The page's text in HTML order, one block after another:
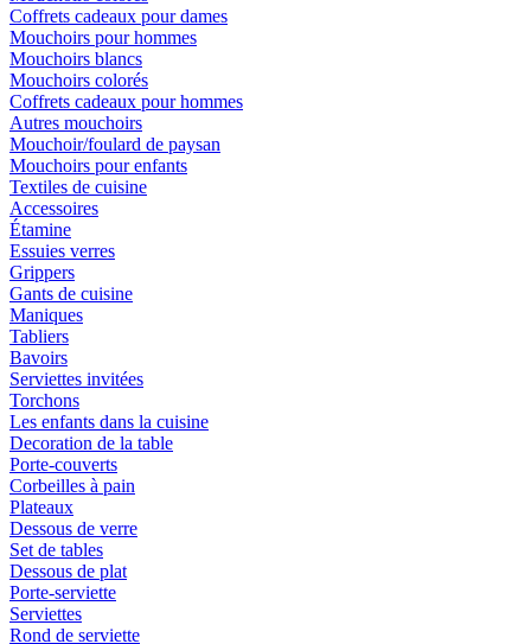
Coffrets cadeaux pour dames
Mouchoirs pour hommes
Mouchoirs blancs
Mouchoirs colorés
Coffrets cadeaux pour hommes
Autres mouchoirs
Mouchoir/foulard de paysan
Mouchoirs pour enfants
Textiles de cuisine
Accessoires
Étamine
Essuies verres
Grippers
Gants de cuisine
Maniques
Tabliers
Bavoirs
Serviettes invitées
Torchons
Les enfants dans la cuisine
Decoration de la table
Porte-couverts
Corbeilles à pain
Plateaux
Dessous de verre
Set de tables
Dessous de plat
Porte-serviette
Serviettes
Rond de serviette